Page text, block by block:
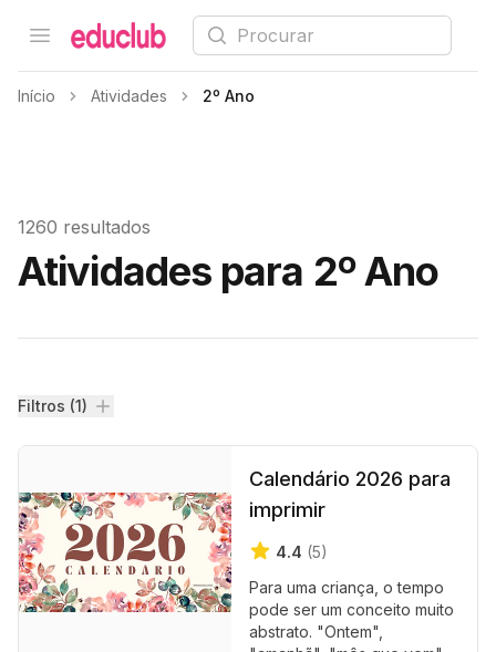
Open menu
Educlub Procurar
Início Atividades 2º Ano
1260 resultados
Atividades para 2º Ano
Filtros
Filtros (1)
Calendário 2026 para
imprimir
4.4 (5)
Para uma criança, o tempo
pode ser um conceito muito
abstrato. "Ontem",